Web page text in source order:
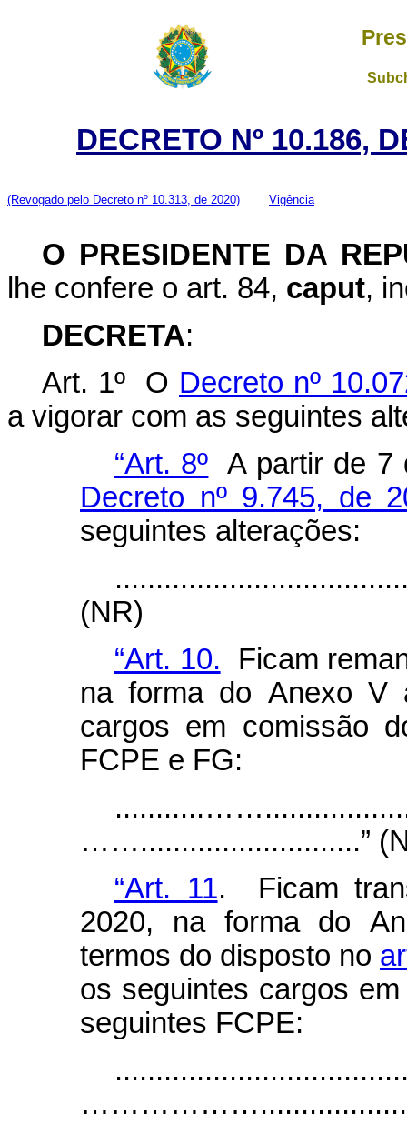
DECRETO Nº 10.186,
(Revogado pelo Decreto nº 10.313, de 2020) Vigência
O PRESIDENTE DA
lhe confere o art. 84, caput,
DECRETA:
Art. 1º O Decreto nº
a vigorar com as seguintes
“Art. 8º A partir de 7
Decreto nº 9.745, de
seguintes alterações:
(NR)
“Art. 10. Ficam
na forma do Anexo V
cargos em comissão
FCPE e FG:
……...........................”
“Art. 11. Ficam
2020, na forma do
termos do disposto no
os seguintes cargos
seguintes FCPE: